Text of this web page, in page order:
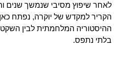
לאחר שיפוץ מסיבי שנמשך
הקריר למקדש של יוקרה, נפתח כאן
ההיסטוריה המלחמתית לבין
בלתי נתפס.